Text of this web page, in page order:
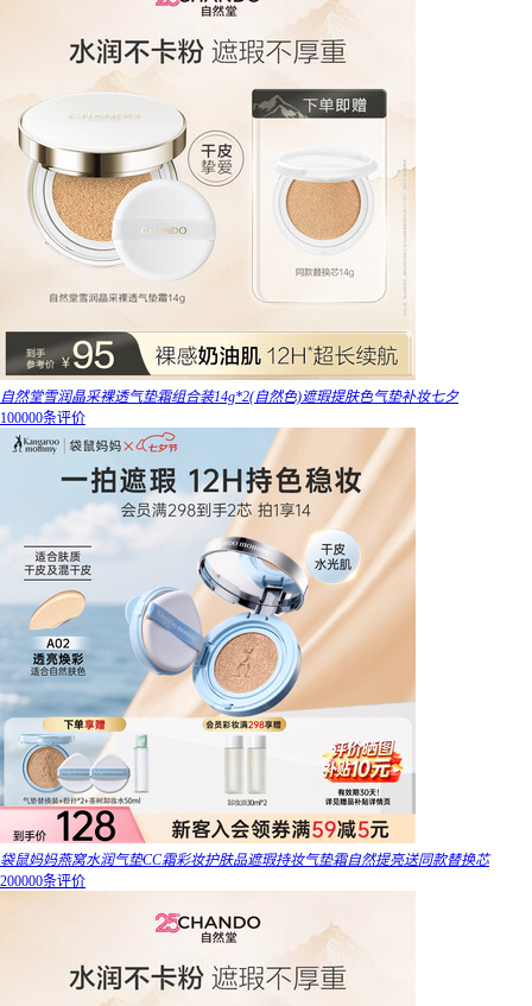
自然堂雪润晶采裸透气垫霜组合装14g*2(自然色)遮瑕提肤色气垫补妆七夕
100000条评价
袋鼠妈妈燕窝水润气垫CC霜彩妆护肤品遮瑕持妆气垫霜自然提亮送同款替换芯
200000条评价